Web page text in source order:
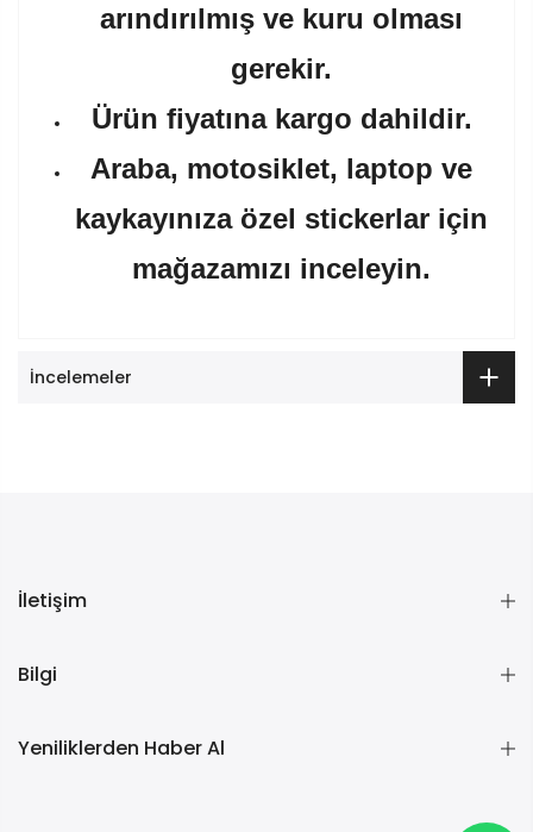
arındırılmış ve kuru olması
gerekir.
Ürün fiyatına kargo dahildir.
Araba, motosiklet, laptop ve
kaykayınıza özel stickerlar için
mağazamızı inceleyin.
İncelemeler
İletişim
Bilgi
Yeniliklerden Haber Al